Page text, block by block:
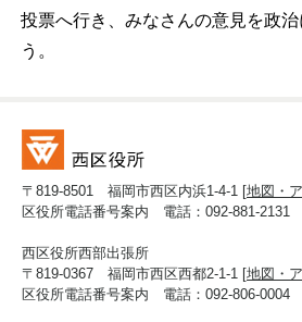
投票へ行き、みなさんの意見を政治
う。
〒819-8501 福岡市西区内浜1-4-1 [地図・
区役所電話番号案内 電話：092-881-2131
西区役所西部出張所
〒819-0367 福岡市西区西都2-1-1 [地図・
区役所電話番号案内 電話：092-806-0004